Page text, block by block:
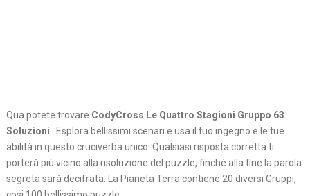
Qua potete trovare CodyCross Le Quattro Stagioni Gruppo 63
Soluzioni . Esplora bellissimi scenari e usa il tuo ingegno e le tue
abilità in questo cruciverba unico. Qualsiasi risposta corretta ti
porterà più vicino alla risoluzione del puzzle, finché alla fine la parola
segreta sarà decifrata. La Pianeta Terra contiene 20 diversi Gruppi,